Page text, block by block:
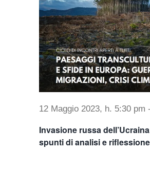
Invasione russa
spunti di analisi e riflessione
12 Maggio 2023, h. 5:30 pm -